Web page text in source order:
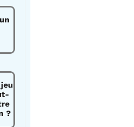
?